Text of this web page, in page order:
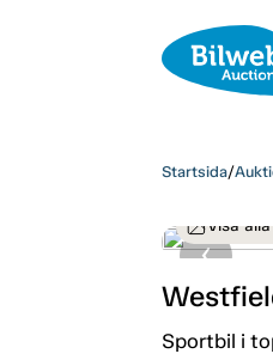
Startsida/
Visa
Sportbil i